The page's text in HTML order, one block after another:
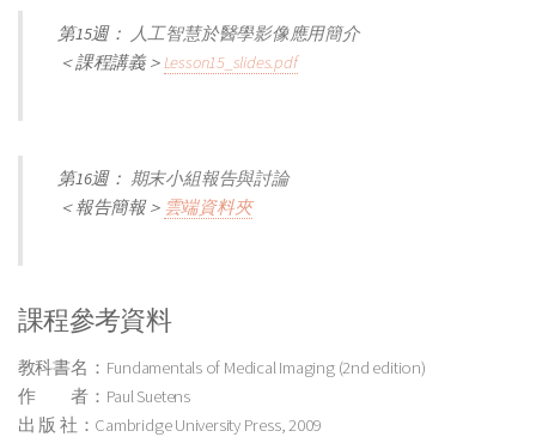
第15週： 人工智慧於醫學影像應用簡介
＜課程講義＞Lesson15_slides.pdf
第16週： 期末小組報告與討論
＜報告簡報＞ 雲端資料夾
課程參考資料
教科書名：Fundamentals of Medical Imaging (2nd edition)
作 者：Paul Suetens
出 版 社：Cambridge University Press, 2009